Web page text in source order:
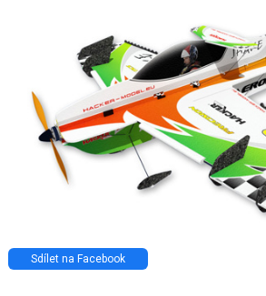
Sdílet na Facebook